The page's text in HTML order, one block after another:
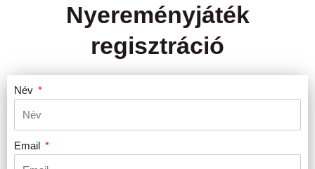
Nyereményjáték
regisztráció
Név
Email